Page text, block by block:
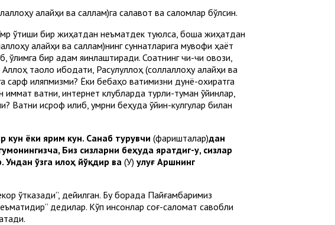
алайҳи ва саллам)га салавот ва саломлар бўлсин.
ўтиши бир жиҳатдан неъматдек туюлса, бошқа жиҳатдан
алайҳи ва саллам)нинг суннатларига мувофиқ ҳаёт
бир қадам яқинлаштиради. Соатнинг чиқ-чиқ овози,
Аллоҳ таоло ибодати, Расулуллоҳ (соллаллоҳу алайҳи ва
қиляпмизми? Ёки бебаҳо вақтимизни дунё-охиратга
вақтни, интернет клубларда турли-туман ўйинлар,
исроф қилиб, умрни беҳуда ўйин-кулгулар билан
кун ёки ярим кун. Санаб турувчи (фаришталар)дан
Биз сизларни беҳуда яратдиг-у, сизлар
ўзга илоҳ йўқдир ва (У) улуғ Аршнинг
ўтказади”, дейилган. Бу борада Пайғамбаримиз
дедилар. Кўп инсонлар соғ-саломат савобли